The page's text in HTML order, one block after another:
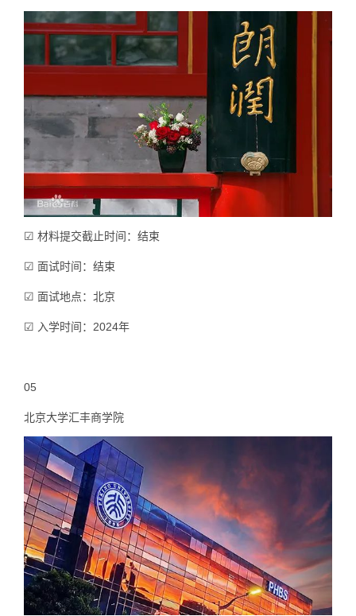
☑ 材料提交截止时间：结束
☑ 面试时间：结束
☑ 面试地点：北京
☑ 入学时间：2024年
05
北京大学汇丰商学院